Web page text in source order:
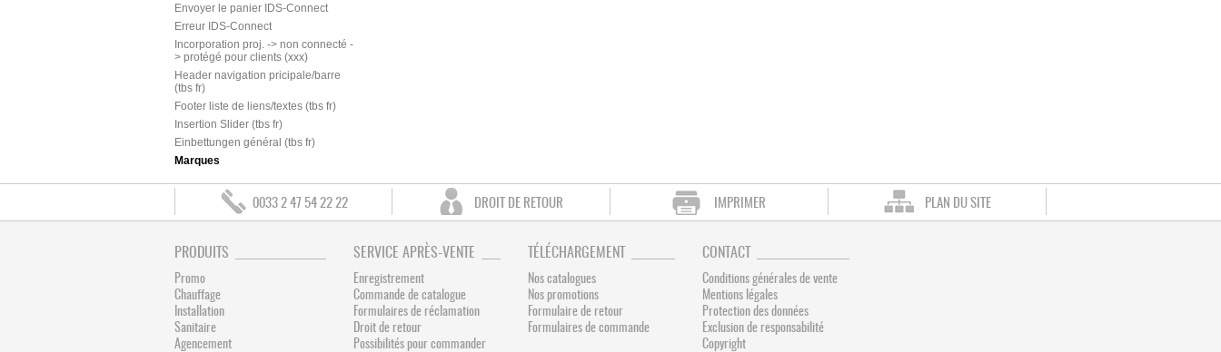
Envoyer le panier IDS-Connect
Erreur IDS-Connect
Incorporation proj. -> non connecté -
> protégé pour clients (xxx)
Header navigation pricipale/barre
(tbs fr)
Footer liste de liens/textes (tbs fr)
Insertion Slider (tbs fr)
Einbettungen général (tbs fr)
Marques
0033 2 47 54 22 22 DROIT DE RETOUR IMPRIMER PLAN DU SITE
PRODUITS
Promo
Chauffage
Installation
Sanitaire
Agencement
SERVICE APRÈS-VENTE
Enregistrement
Commande de catalogue
Formulaires de réclamation
Droit de retour
Possibilités pour commander
TÉLÉCHARGEMENT
Nos catalogues
Nos promotions
Formulaire de retour
Formulaires de commande
CONTACT
Conditions générales de vente
Mentions légales
Protection des données
Exclusion de responsabilité
Copyright